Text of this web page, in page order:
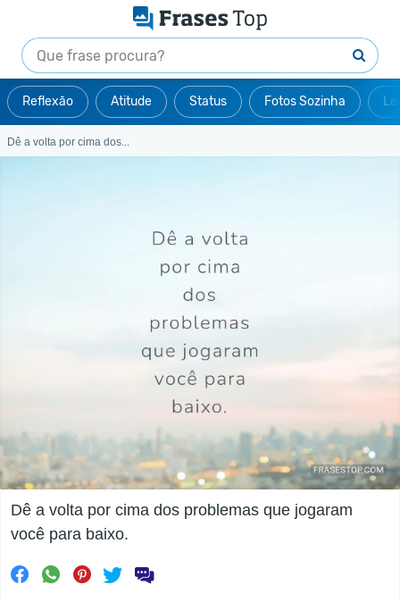
Reflexão Atitude Status Fotos Sozinha
Dê a volta por cima dos...
Dê a volta por cima dos problemas que jogaram
você para baixo.